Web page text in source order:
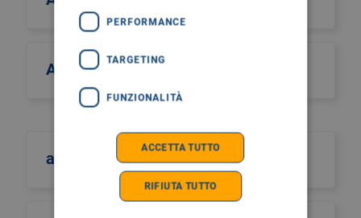
Alcos Zahar
aldo scarpa
PERFORMANCE
TARGETING
FUNZIONALITÀ
ACCETTA TUTTO
RIFIUTA TUTTO